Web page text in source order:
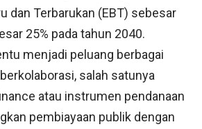
dan Terbarukan (EBT) sebesar
25% pada tahun 2040.
menjadi peluang berbagai
salah satunya
atau instrumen pendanaan
pembiayaan publik dengan